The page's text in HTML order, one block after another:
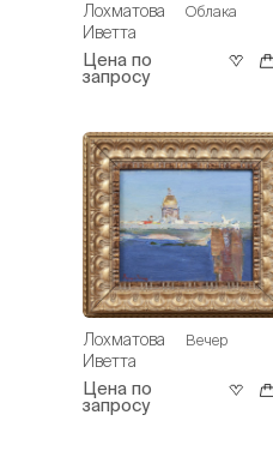
Лохматова
Иветта
Облака
Цена по
запросу
Лохматова
Иветта
Вечер
Цена по
запросу